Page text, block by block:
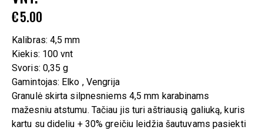
€5.00
Kalibras: 4,5 mm
Kiekis: 100 vnt
Svoris: 0,35 g
Gamintojas: Elko , Vengrija
Granulė skirta silpnesniems 4,5 mm karabinams
mažesniu atstumu. Tačiau jis turi aštriausią galiuką, kuris
kartu su dideliu + 30% greičiu leidžia šautuvams pasiekti